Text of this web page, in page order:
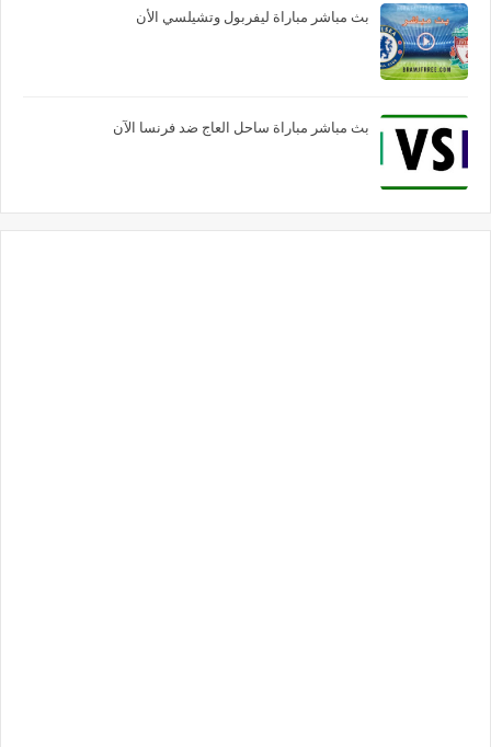
بث مباشر مباراة ليفربول وتشيلسي الأن
بث مباشر مباراة ساحل العاج ضد فرنسا الآن